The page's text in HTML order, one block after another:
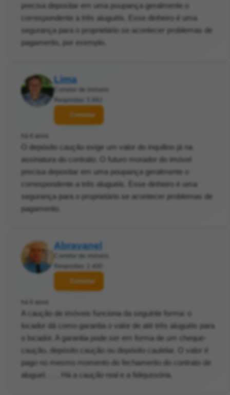
precisa depositar em uma poupança geralmente o
correspondente a três aluguéis. Esse dinheiro é uma
segurança para o proprietário se acontecer problemas de
pagamento, por exemplo.
Lima
Corretor de imóveis
Respostas: 5.882
Contatar
há 6 anos
O depósito caução exige um valor do inquilino já na
assinatura do contrato. O futuro morador do imóvel
precisa depositar em uma poupança geralmente o
correspondente a três aluguéis. Esse dinheiro é uma
segurança para o proprietário se acontecer problemas de
pagamento.
Abravanel
Corretor de imóveis
Respostas: 2.400
Contatar
há 6 anos
A caução de imóveis funciona da seguinte forma: o
locador dá como garantia o valor de até três aluguéis para
o locador. A garantia pode ser em forma de um cheque-
caução, depósito caução ou depósito cautelar. O valor é
pago no mesmo momento do fechamento do contrato de
aluguel. . . . Há a caução real e a fidejussória.